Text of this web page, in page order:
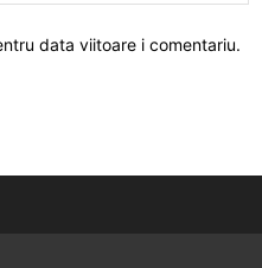
data viitoare i comentariu.